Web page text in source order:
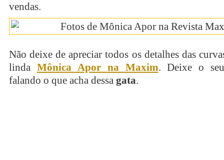
vendas.
Não deixe de apreciar todos os detalhes das
linda Mônica Apor na Maxim. Deixe o
falando o que acha dessa gata.